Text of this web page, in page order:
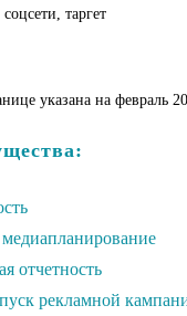
таргет
указана на февраль
отчетность
рекламной